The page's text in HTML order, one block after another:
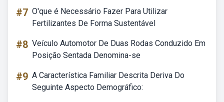
#7 O'que é Necessário Fazer Para Utilizar
Fertilizantes De Forma Sustentável
#8 Veículo Automotor De Duas Rodas Conduzido Em
Posição Sentada Denomina-se
#9 A Característica Familiar Descrita Deriva Do
Seguinte Aspecto Demográfico: